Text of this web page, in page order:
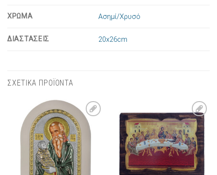
ΧΡΩΜΑ Ασημί/Χρυσό
ΔΙΑΣΤΑΣΕΙΣ 20x26cm
ΣΧΕΤΙΚΑ ΠΡΟΪΟΝΤΑ
Πρόσθήκη
στην λίστα
επιθυμιών
Πρόσθήκη
στην λίστα
επιθυμιών